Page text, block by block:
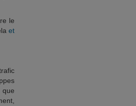
le
et